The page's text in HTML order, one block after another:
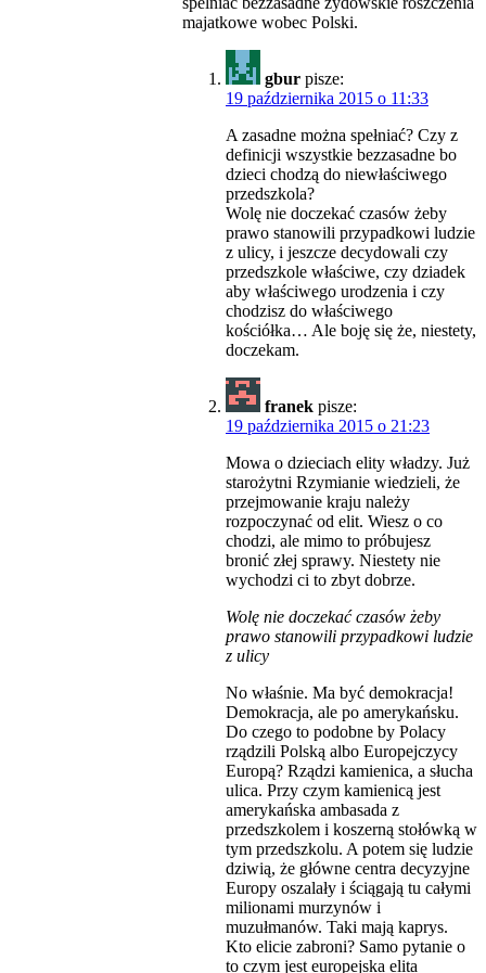
majatkowe wobec Polski.
gbur pisze:
19 października 2015 o 11:33
A zasadne można spełniać? Czy z
definicji wszystkie bezzasadne bo
dzieci chodzą do niewłaściwego
przedszkola?
Wolę nie doczekać czasów żeby
prawo stanowili przypadkowi ludzie
z ulicy, i jeszcze decydowali czy
przedszkole właściwe, czy dziadek
aby właściwego urodzenia i czy
chodzisz do właściwego
kościółka… Ale boję się że, niestety,
doczekam.
franek pisze:
19 października 2015 o 21:23
Mowa o dzieciach elity władzy. Już
starożytni Rzymianie wiedzieli, że
przejmowanie kraju należy
rozpoczynać od elit. Wiesz o co
chodzi, ale mimo to próbujesz
bronić złej sprawy. Niestety nie
wychodzi ci to zbyt dobrze.
Wolę nie doczekać czasów żeby
prawo stanowili przypadkowi ludzie
z ulicy
No właśnie. Ma być demokracja!
Demokracja, ale po amerykańsku.
Do czego to podobne by Polacy
rządzili Polską albo Europejczycy
Europą? Rządzi kamienica, a słucha
ulica. Przy czym kamienicą jest
amerykańska ambasada z
przedszkolem i koszerną stołówką w
tym przedszkolu. A potem się ludzie
dziwią, że główne centra decyzyjne
Europy oszalały i ściągają tu całymi
milionami murzynów i
muzułmanów. Taki mają kaprys.
Kto elicie zabroni? Samo pytanie o
to czym jest europejska elita